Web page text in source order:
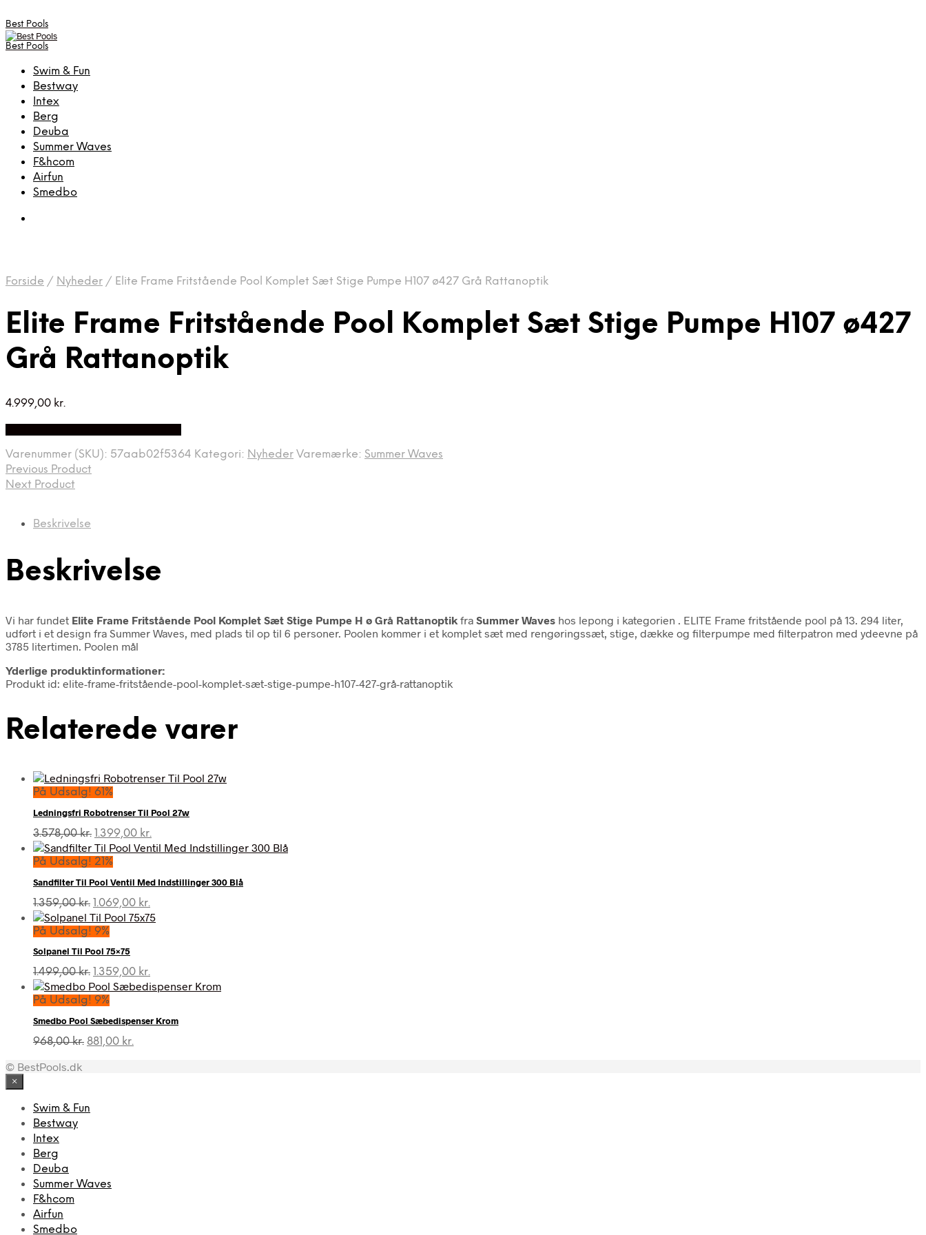
Best Pools
Best Pools
Swim & Fun
Bestway
Intex
Berg
Deuba
Summer Waves
F&hcom
Airfun
Smedbo
Forside / Nyheder / Elite Frame Fritstående Pool Komplet Sæt Stige Pumpe H107 ø427 Grå Rattanoptik
Elite Frame Fritstående Pool Komplet Sæt Stige Pumpe H107 ø427
Grå Rattanoptik
4.999,00 kr.
Varenummer (SKU): 57aab02f5364 Kategori: Nyheder Varemærke: Summer Waves
Previous Product
Next Product
Beskrivelse
Beskrivelse
Vi har fundet Elite Frame Fritstående Pool Komplet Sæt Stige Pumpe H ø Grå Rattanoptik fra Summer Waves hos lepong i kategorien
. ELITE Frame fritstående pool på 13. 294 liter,
udført i et design fra Summer Waves, med plads til op til 6 personer. Poolen kommer i et komplet sæt med rengøringssæt, stige, dække og filterpumpe med filterpatron med ydeevne på
3785 litertimen. Poolen mål
Yderlige produktinformationer:
Produkt id: elite-frame-fritstående-pool-komplet-sæt-stige-pumpe-h107-427-grå-rattanoptik
Relaterede varer
På Udsalg! 61%
Ledningsfri Robotrenser Til Pool 27w
3.578,00kr. Den
oprindelige
pris
3.578,00 kr..
1.399,00 kr.
aktuelle
1.399,00 kr..
På Udsalg! 21%
Sandfilter Til Pool Ventil Med Indstillinger 300 Blå
1.359,00kr. Den
oprindelige
pris
1.359,00 kr..
1.069,00 kr.
aktuelle
På Udsalg! 9%
Solpanel Til Pool 75×75
1.499,00kr. Den
oprindelige
pris
1.499,00 kr..
1.359,00 kr.
aktuelle
1.359,00 kr..
På Udsalg! 9%
Smedbo Pool Sæbedispenser Krom
968,00kr. Den
881,00 kr.
© BestPools.dk
×
Swim & Fun
Bestway
Intex
Berg
Deuba
Summer Waves
F&hcom
Airfun
Smedbo